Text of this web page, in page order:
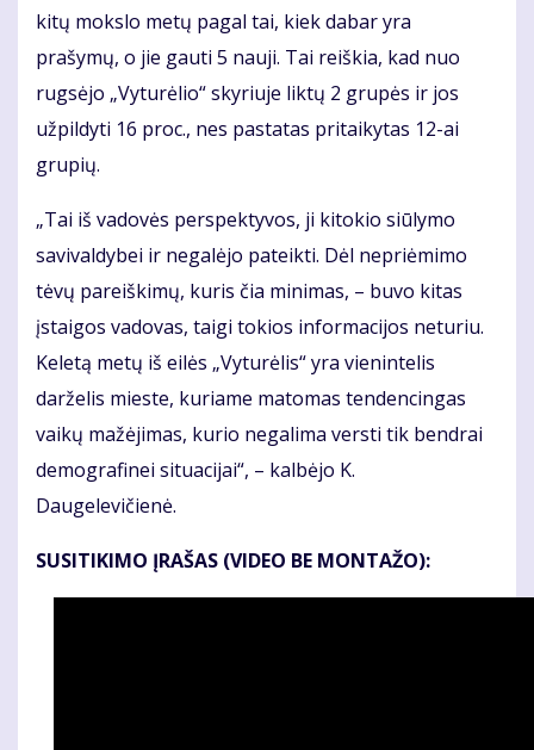
kitų mokslo metų pagal tai, kiek dabar yra
prašymų, o jie gauti 5 nauji. Tai reiškia, kad nuo
rugsėjo „Vyturėlio“ skyriuje liktų 2 grupės ir jos
užpildyti 16 proc., nes pastatas pritaikytas 12-ai
grupių.
„Tai iš vadovės perspektyvos, ji kitokio siūlymo
savivaldybei ir negalėjo pateikti. Dėl nepriėmimo
tėvų pareiškimų, kuris čia minimas, – buvo kitas
įstaigos vadovas, taigi tokios informacijos neturiu.
Keletą metų iš eilės „Vyturėlis“ yra vienintelis
darželis mieste, kuriame matomas tendencingas
vaikų mažėjimas, kurio negalima versti tik bendrai
demografinei situacijai“, – kalbėjo K.
Daugelevičienė.
SUSITIKIMO ĮRAŠAS (VIDEO BE MONTAŽO):